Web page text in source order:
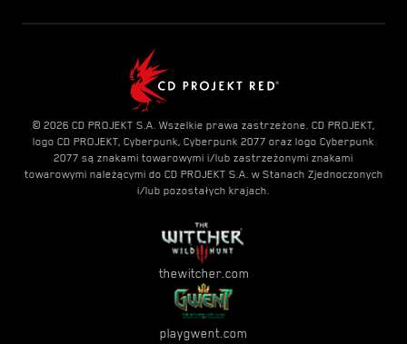
© 2026 CD PROJEKT S.A. Wszelkie prawa zastrzeżone. CD PROJEKT,
logo CD PROJEKT, Cyberpunk, Cyberpunk 2077 oraz logo Cyberpunk
2077 są znakami towarowymi i/lub zastrzeżonymi znakami
towarowymi należącymi do CD PROJEKT S.A. w Stanach Zjednoczonych
i/lub pozostałych krajach.
thewitcher.com
playgwent.com